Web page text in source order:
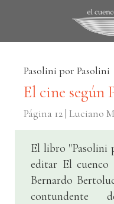
Pasolini por Pasolini
El cine según
Página 12 | Luciano
El libro "Pasolini
editar El
Bernardo
contundente